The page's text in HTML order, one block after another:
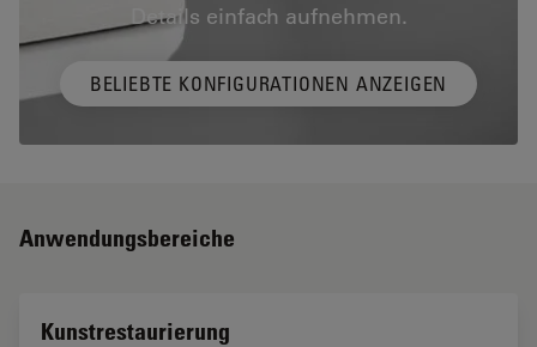
Details einfach aufnehmen.
BELIEBTE KONFIGURATIONEN ANZEIGEN
Anwendungsbereiche
Kunstrestaurierung